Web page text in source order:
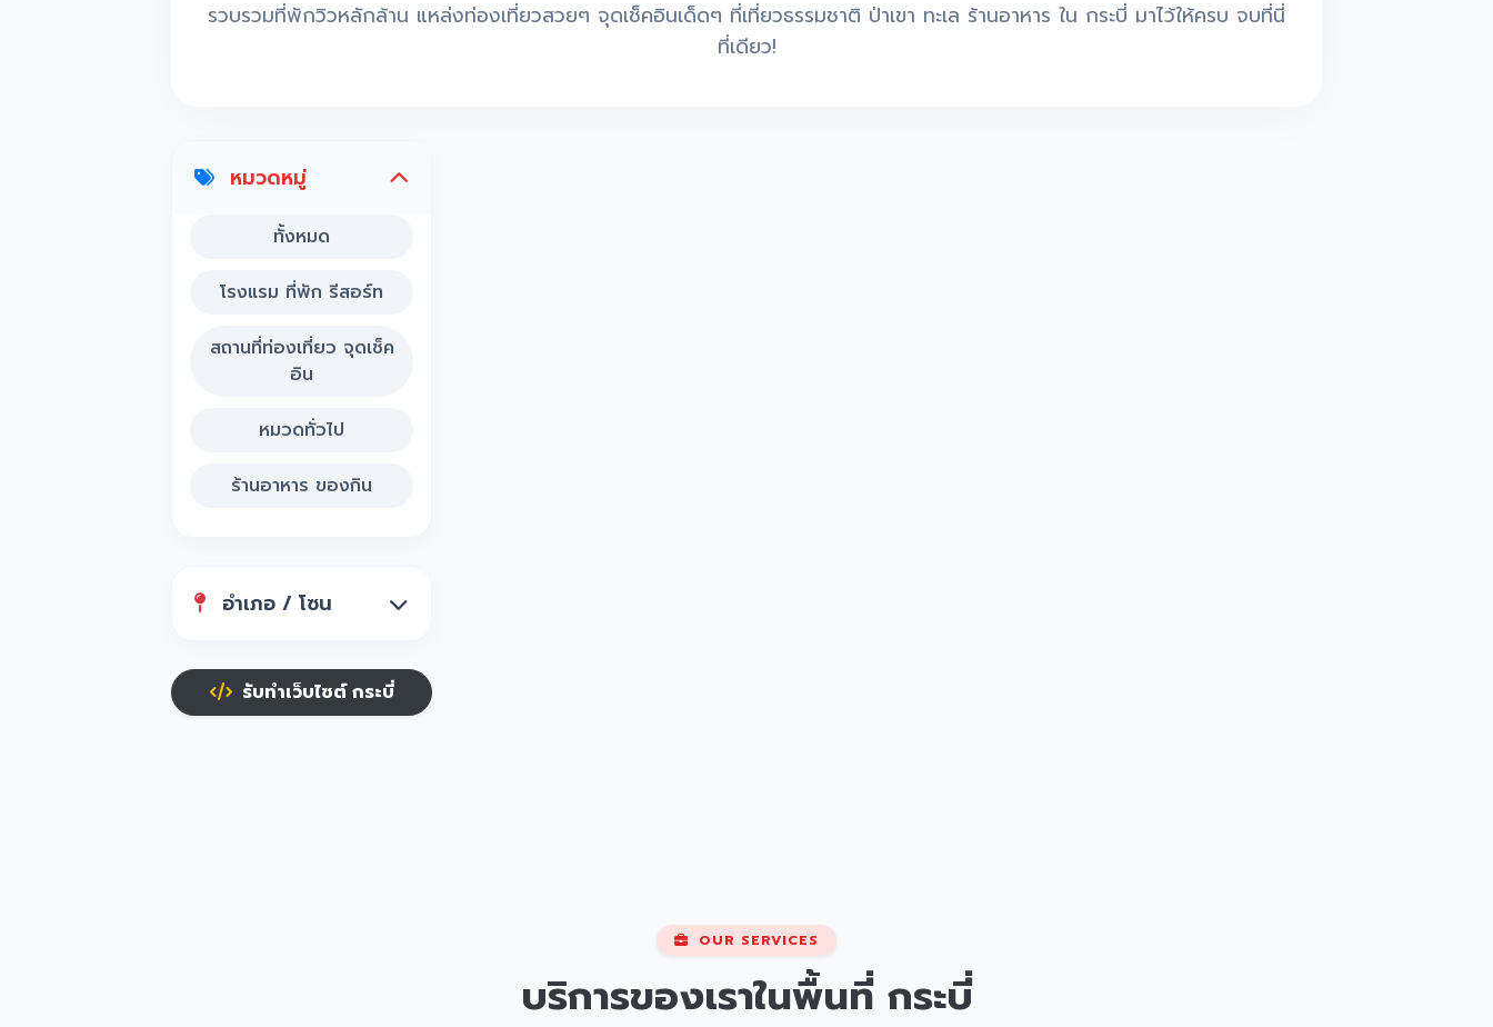
รวบรวมที่พักวิวหลักล้าน แหล่งท่องเที่ยวสวยๆ จุดเช็คอินเด็ดๆ ที่เที่ยวธรรมชาติ ป่าเขา ทะเล ร้านอาหาร ใน กระบี่ มาไว้ให้ครบ จบที่นี่
ที่เดียว!
หมวดหมู่
ทั้งหมด
โรงแรม ที่พัก รีสอร์ท
สถานที่ท่องเที่ยว จุดเช็ค
อิน
หมวดทั่วไป
ร้านอาหาร ของกิน
อำเภอ / โซน
รับทำเว็บไซต์ กระบี่
OUR SERVICES
บริการของเราในพื้นที่ กระบี่